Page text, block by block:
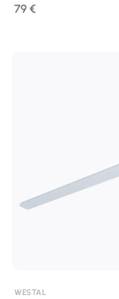
79 €
WESTAL